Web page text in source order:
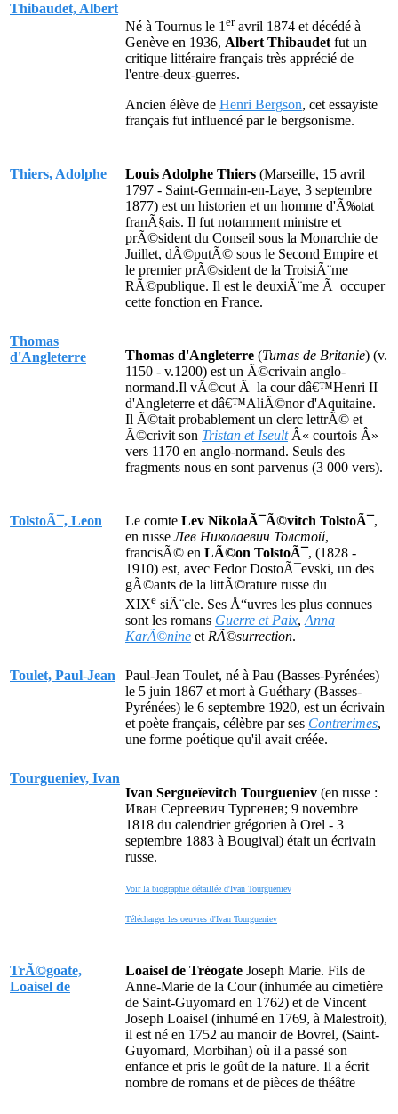
Thibaudet, Albert
Né à Tournus le 1 eravril 1874 et décédé à
Genève en 1936, Albert Thibaudet fut un
critique littéraire français très apprécié de
l'entre-deux-guerres.
Ancien élève de Henri Bergson, cet essayiste
français fut influencé par le bergsonisme.
Thiers, Adolphe Louis Adolphe Thiers (Marseille, 15 avril
1797 - Saint-Germain-en-Laye, 3 septembre
1877) est un historien et un homme d'Ã‰tat
franÃ§ais. Il fut notamment ministre et
prÃ©sident du Conseil sous la Monarchie de
Juillet, dÃ©putÃ© sous le Second Empire et
le premier prÃ©sident de la TroisiÃ¨me
RÃ©publique. Il est le deuxiÃ¨me Ã occuper
cette fonction en France.
Thomas
d'Angleterre
Thomas d'Angleterre (Tumas de Britanie) (v.
1150 - v.1200) est un Ã©crivain anglo-
normand.Il vÃ©cut Ã la cour dâ€™Henri II
d'Angleterre et dâ€™AliÃ©nor d'Aquitaine.
Il Ã©tait probablement un clerc lettrÃ© et
Ã©crivit son Tristan et IseultÂ« courtois Â»
vers 1170 en anglo-normand. Seuls des
fragments nous en sont parvenus (3 000 vers).
TolstoÃ¯, Leon Le comte Lev NikolaÃ¯Ã©vitch TolstoÃ¯,
en russeЛев Николаевич Толстой,
francisÃ© en LÃ©on TolstoÃ¯, (1828 -
1910) est, avec Fedor DostoÃ¯evski, un des
gÃ©ants de la littÃ©rature russe du
XIXe siÃ¨cle. Ses Å“uvres les plus connues
sont les romans Guerre et Paix, Anna
KarÃ©nine et RÃ©surrection.
Toulet, Paul-Jean
Paul-Jean Toulet, né à Pau (Basses-Pyrénées)
le 5 juin 1867 et mort à Guéthary (Basses-
Pyrénées) le 6 septembre 1920, est un écrivain
et poète français, célèbre par ses Contrerimes,
une forme poétique qu'il avait créée.
Tourgueniev, Ivan
Ivan Sergueïevitch Tourgueniev (en russe :
Иван Сергеевич Тургенев; 9 novembre
1818 du calendrier grégorien à Orel - 3
septembre 1883 à Bougival) était un écrivain
russe.
Voir la biographie détaillée d'Ivan Tourgueniev
Télécharger les oeuvres d'Ivan Tourgueniev
TrÃ©goate,
Loaisel de
Loaisel de Tréogate Joseph Marie. Fils de
Anne-Marie de la Cour (inhumée au cimetière
de Saint-Guyomard en 1762) et de Vincent
Joseph Loaisel (inhumé en 1769, à Malestroit),
il est né en 1752 au manoir de Bovrel, (Saint-
Guyomard, Morbihan) où il a passé son
enfance et pris le goût de la nature. Il a écrit
nombre de romans et de pièces de théâtre